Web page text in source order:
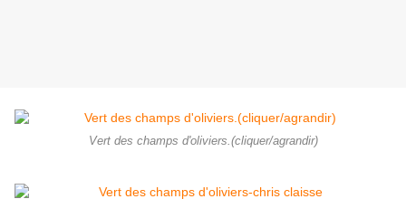
Vert des champs d'oliviers.(cliquer/agrandir)